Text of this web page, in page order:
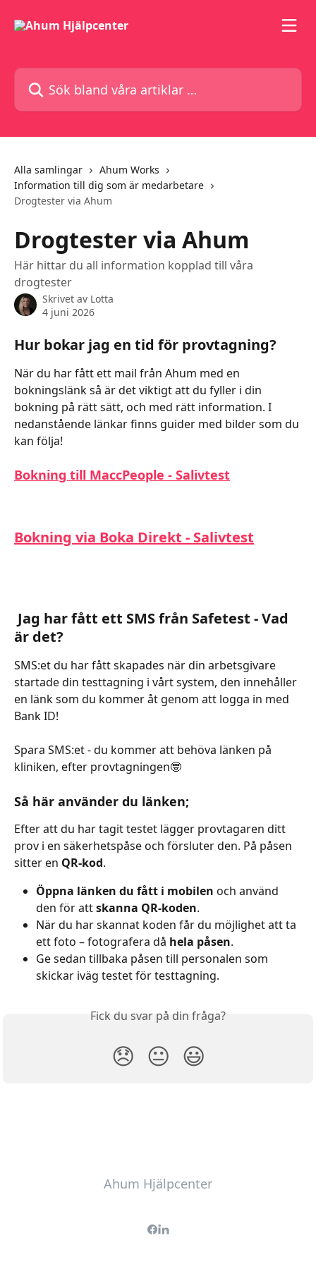
Sök bland våra artiklar …
Alla samlingar
Ahum Works
Information till dig som är medarbetare
Drogtester via Ahum
Drogtester via Ahum
Här hittar du all information kopplad till våra
drogtester
Skrivet av Lotta
4 juni 2026
Hur bokar jag en tid för provtagning?
När du har fått ett mail från Ahum med en
bokningslänk så är det viktigt att du fyller i din
bokning på rätt sätt, och med rätt information. I
nedanstående länkar finns guider med bilder som du
kan följa!
Bokning till MaccPeople - Salivtest
Bokning via Boka Direkt - Salivtest
är det?
SMS:et du har fått skapades när din arbetsgivare
startade din testtagning i vårt system, den innehåller
en länk som du kommer åt genom att logga in med
Bank ID!
Spara SMS:et - du kommer att behöva länken på
kliniken, efter provtagningen🤓
Så här använder du länken;
Efter att du har tagit testet lägger provtagaren ditt
prov i en säkerhetspåse och försluter den. På påsen
sitter en QR‑kod.
Öppna länken du fått i mobilen och använd
den för att skanna QR‑koden.
När du har skannat koden får du möjlighet att ta
ett foto – fotografera då hela påsen.
Ge sedan tillbaka påsen till personalen som
skickar iväg testet för testtagning.
Fick du svar på din fråga?
😞 😐 😃
Ahum Hjälpcenter